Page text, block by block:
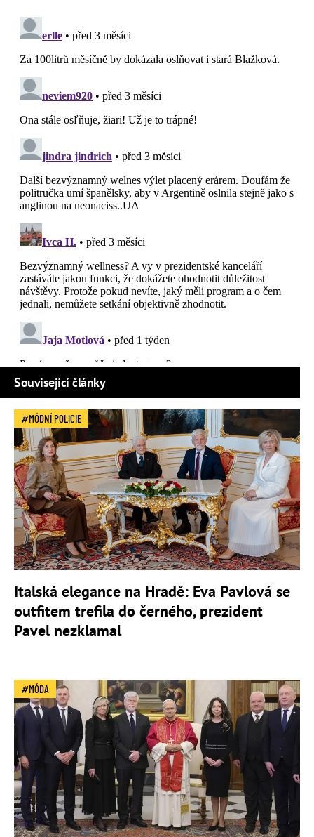
Související články
MÓDNÍ POLICIE
Italská elegance na Hradě: Eva Pavlová se
outfitem trefila do černého, prezident
Pavel nezklamal
MÓDA